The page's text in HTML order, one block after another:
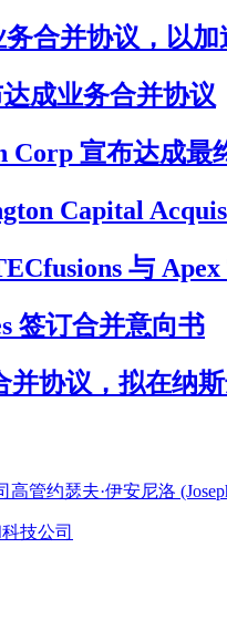
合并协议，以
成业务合并协议
Corp 宣布达成最
Capital
与
签订合并意向书
协议，拟在纳
管约瑟夫·伊安尼洛
技公司